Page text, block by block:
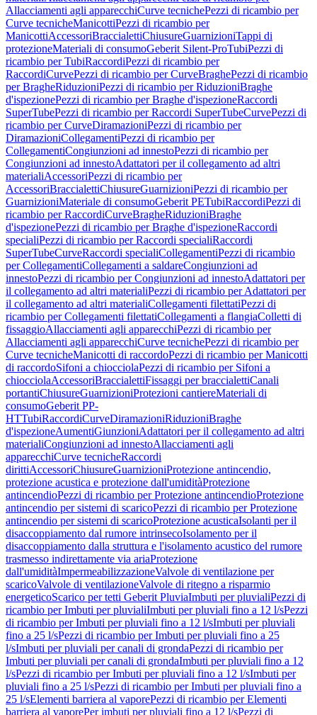
Allacciamenti agli apparecchiCurve tecnichePezzi di ricambio per
Curve tecnicheManicottiPezzi di ricambio per
ManicottiAccessoriBraccialettiChiusureGuarnizioniTappi di
protezioneMateriali di consumoGeberit Silent-ProTubiPezzi di
ricambio per TubiRaccordiPezzi di ricambio per
RaccordiCurvePezzi di ricambio per CurveBraghePezzi di ricambio
per BragheRiduzioniPezzi di ricambio per RiduzioniBraghe
d'ispezionePezzi di ricambio per Braghe d'ispezioneRaccordi
SuperTubePezzi di ricambio per Raccordi SuperTubeCurvePezzi di
ricambio per CurveDiramazioniPezzi di ricambio per
DiramazioniCollegamentiPezzi di ricambio per
CollegamentiCongiunzioni ad innestoPezzi di ricambio per
Congiunzioni ad innestoAdattatori per il collegamento ad altri
materialiAccessoriPezzi di ricambio per
AccessoriBraccialettiChiusureGuarnizioniPezzi di ricambio per
GuarnizioniMateriale di consumoGeberit PETubiRaccordiPezzi di
ricambio per RaccordiCurveBragheRiduzioniBraghe
d'ispezionePezzi di ricambio per Braghe d'ispezioneRaccordi
specialiPezzi di ricambio per Raccordi specialiRaccordi
SuperTubeCurveRaccordi specialiCollegamentiPezzi di ricambio
per CollegamentiCollegamenti a saldareCongiunzioni ad
innestoPezzi di ricambio per Congiunzioni ad innestoAdattatori per
il collegamento ad altri materialiPezzi di ricambio per Adattatori per
il collegamento ad altri materialiCollegamenti filettatiPezzi di
ricambio per Collegamenti filettatiCollegamenti a flangiaColletti di
fissaggioAllacciamenti agli apparecchiPezzi di ricambio per
Allacciamenti agli apparecchiCurve tecnichePezzi di ricambio per
Curve tecnicheManicotti di raccordoPezzi di ricambio per Manicotti
di raccordoSifoni a chiocciolaPezzi di ricambio per Sifoni a
chiocciolaAccessoriBraccialettiFissaggi per braccialettiCanali
portantiChiusureGuarnizioniProtezioni cantiereMateriali di
consumoGeberit PP-
HTTubiRaccordiCurveDiramazioniRiduzioniBraghe
d'ispezioneAumentiGiunzioniAdattatori per il collegamento ad altri
materialiCongiunzioni ad innestoAllacciamenti agli
apparecchiCurve tecnicheRaccordi
dirittiAccessoriChiusureGuarnizioniProtezione antincendio,
protezione acustica e protezione dall'umiditàProtezione
antincendioPezzi di ricambio per Protezione antincendioProtezione
antincendio per sistemi di scaricoPezzi di ricambio per Protezione
antincendio per sistemi di scaricoProtezione acusticaIsolanti per il
disaccoppiamento dal rumore intrinsecoIsolamento per il
disaccoppiamento dalla struttura e l'isolamento acustico del rumore
trasmesso indirettamente via ariaProtezione
dall'umiditàImpermeabilizzazioneValvole di ventilazione per
scaricoValvole di ventilazioneValvole di ritegno a risparmio
energeticoScarico per tetti Geberit PluviaImbuti per pluvialiPezzi di
ricambio per Imbuti per pluvialiImbuti per pluviali fino a 12 l/sPezzi
di ricambio per Imbuti per pluviali fino a 12 l/sImbuti per pluviali
fino a 25 l/sPezzi di ricambio per Imbuti per pluviali fino a 25
l/sImbuti per pluviali per canali di grondaPezzi di ricambio per
Imbuti per pluviali per canali di grondaImbuti per pluviali fino a 12
l/sPezzi di ricambio per Imbuti per pluviali fino a 12 l/sImbuti per
pluviali fino a 25 l/sPezzi di ricambio per Imbuti per pluviali fino a
25 l/sElementi barriera al vaporePezzi di ricambio per Elementi
barriera al vaporePer imbuti per pluviali fino a 12 l/sPezzi di